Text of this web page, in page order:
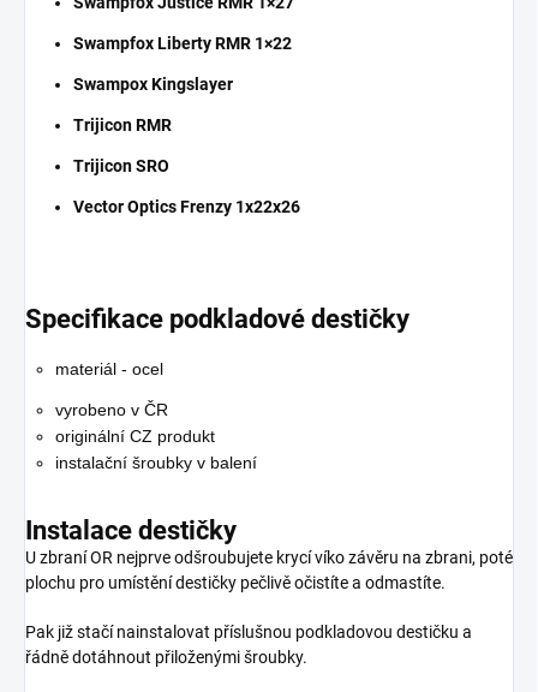
Swampfox Liberty RMR 1×22
Swampox Kingslayer
Trijicon RMR
Trijicon SRO
Vector Optics Frenzy 1x22x26
Specifikace podkladové destičky
materiál - ocel
vyrobeno v ČR
originální CZ produkt
instalační šroubky v balení
Instalace destičky
U zbraní OR nejprve odšroubujete krycí víko závěru na zbrani, poté
plochu pro umístění destičky pečlivě očistíte a odmastíte.
Pak již stačí nainstalovat příslušnou podkladovou destičku a
řádně dotáhnout přiloženými šroubky.